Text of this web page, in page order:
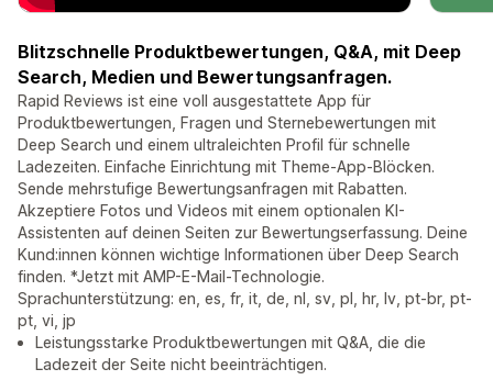
Blitzschnelle Produktbewertungen, Q&A, mit Deep
Search, Medien und Bewertungsanfragen.
Rapid Reviews ist eine voll ausgestattete App für
Produktbewertungen, Fragen und Sternebewertungen mit
Deep Search und einem ultraleichten Profil für schnelle
Ladezeiten. Einfache Einrichtung mit Theme-App-Blöcken.
Sende mehrstufige Bewertungsanfragen mit Rabatten.
Akzeptiere Fotos und Videos mit einem optionalen KI-
Assistenten auf deinen Seiten zur Bewertungserfassung. Deine
Kund:innen können wichtige Informationen über Deep Search
finden. *Jetzt mit AMP-E-Mail-Technologie.
Sprachunterstützung: en, es, fr, it, de, nl, sv, pl, hr, lv, pt-br, pt-
pt, vi, jp
Leistungsstarke Produktbewertungen mit Q&A, die die
Ladezeit der Seite nicht beeinträchtigen.